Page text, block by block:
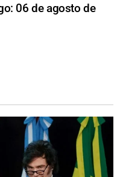
06 de agosto de